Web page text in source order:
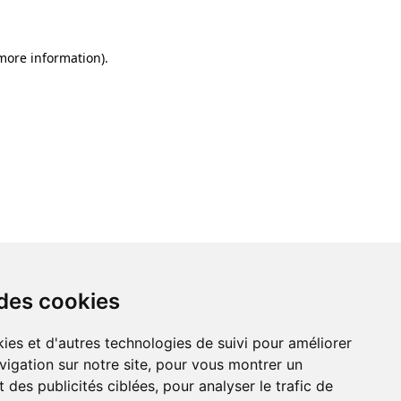
cookies
et d'autres technologies de suivi pour améliorer
sur notre site, pour vous montrer un
des publicités ciblées, pour analyser le trafic de
information).